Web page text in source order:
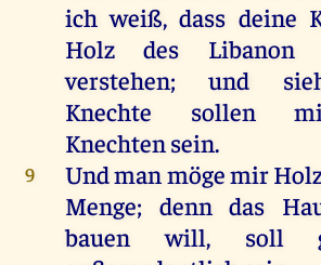
ich weiß, dass deine
Holz
des Libanon
verstehen;und
Knechte
sollen
Knechtensein.
9 Undmanmögemir
Menge; denn das
bauen
will, soll